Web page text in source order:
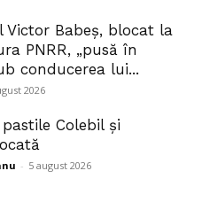
Victor Babeș, blocat la
PNRR, „pusă în
conducerea lui...
2026
Colebil și
- 5 august 2026